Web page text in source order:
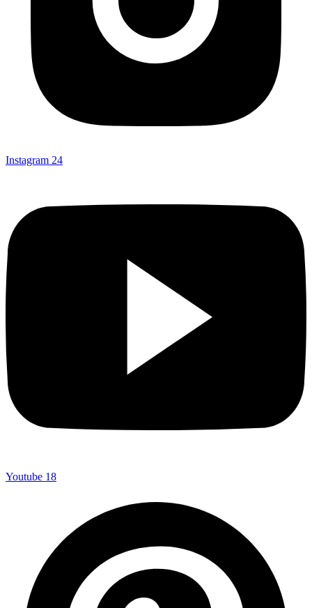
Instagram 24
Youtube 18